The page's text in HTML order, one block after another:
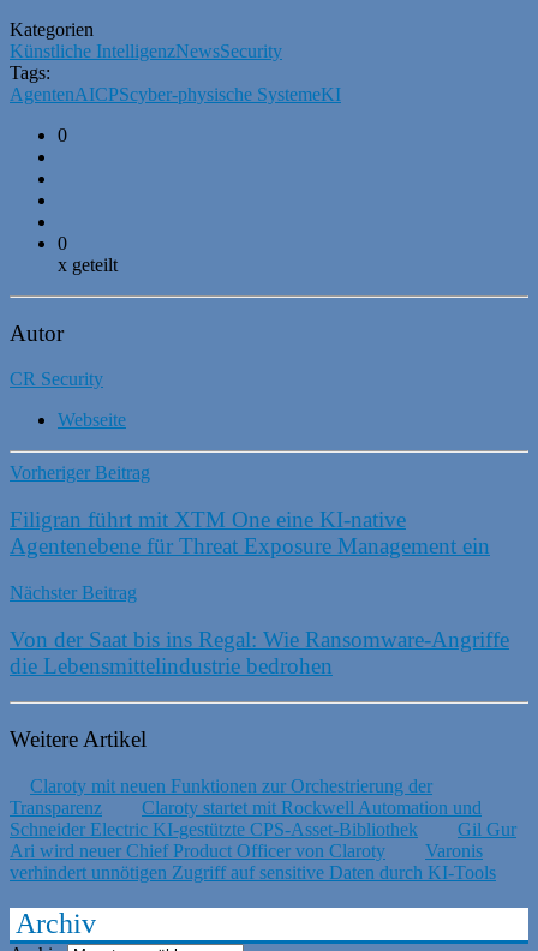
Kategorien
Künstliche IntelligenzNewsSecurity
Tags:
AgentenAICPScyber-physische SystemeKI
0
0
x geteilt
Autor
CR Security
Webseite
Vorheriger Beitrag
Filigran führt mit XTM One eine KI-native
Agentenebene für Threat Exposure Management ein
Nächster Beitrag
Von der Saat bis ins Regal: Wie Ransomware-Angriffe
die Lebensmittelindustrie bedrohen
Weitere Artikel
Claroty mit neuen Funktionen zur Orchestrierung der
Transparenz
Claroty startet mit Rockwell Automation und
Schneider Electric KI-gestützte CPS-Asset-Bibliothek
Gil Gur
Ari wird neuer Chief Product Officer von Claroty
Varonis
verhindert unnötigen Zugriff auf sensitive Daten durch KI-Tools
Archiv